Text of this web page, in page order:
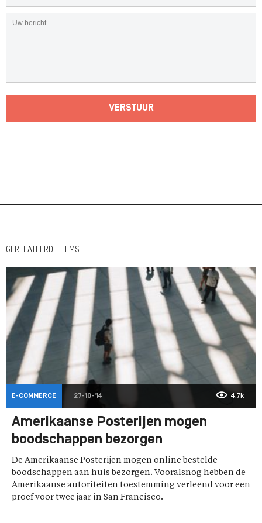
VERSTUUR
GERELATEERDE ITEMS
E-COMMERCE 27-10-'14 4.7k
Amerikaanse Posterijen mogen
boodschappen bezorgen
De Amerikaanse Posterijen mogen online bestelde
boodschappen aan huis bezorgen. Vooralsnog hebben de
Amerikaanse autoriteiten toestemming verleend voor een
proef voor twee jaar in San Francisco.